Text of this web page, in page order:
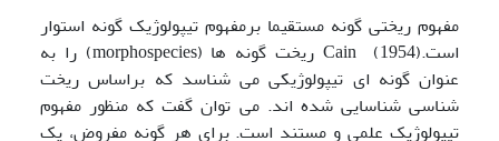
مفهوم ریختی گونه مستقیما برمفهوم تیپولوژیک گونه استوار
است.Cain (1954) ریخت گونه ها (morphospecies) را به
عنوان گونه ای تیپولوژیکی می شناسد که براساس ریخت
شناسی شناسایی شده اند. می توان گفت که منظور مفهوم
تیپولوژیک علمی و مستند است. برای هر گونه مفروض، یک